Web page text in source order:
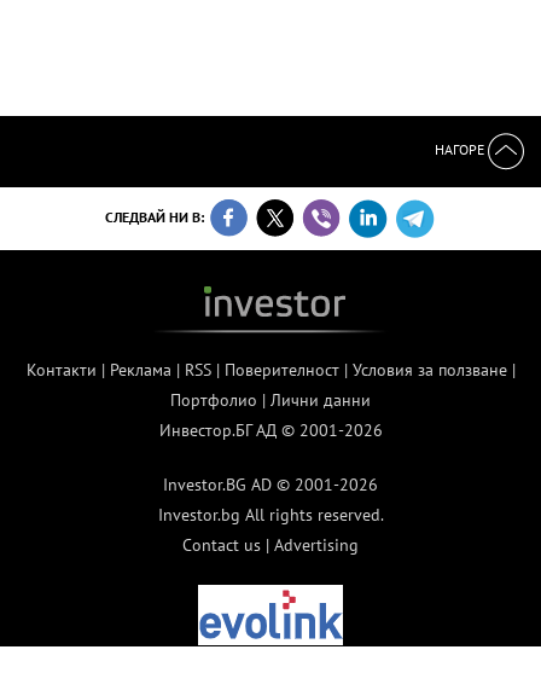
НАГОРЕ
СЛЕДВАЙ НИ В:
Контакти | Реклама | RSS| Поверителност| Условия за ползване|
Портфолио | Лични данни
Инвестор.БГ АД © 2001-2026
Investor.BG AD © 2001-2026
Investor.bg All rights reserved.
Contact us | Advertising